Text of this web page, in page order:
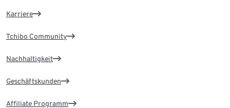
Karriere
Tchibo Community
Nachhaltigkeit
Geschäftskunden
Affiliate Programm